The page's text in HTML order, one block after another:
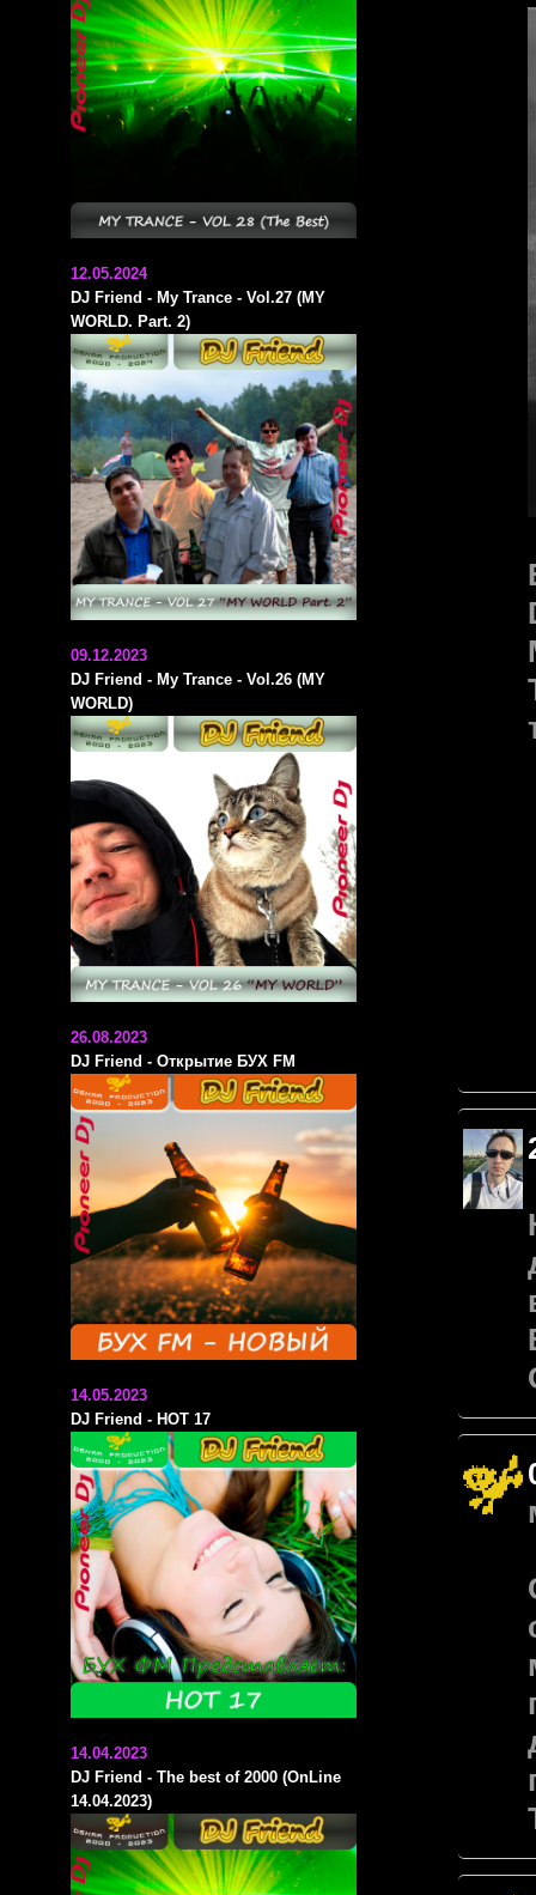
12.05.2024
DJ Friend - My Trance - Vol.27 (MY
WORLD. Part. 2)
09.12.2023
DJ Friend - My Trance - Vol.26 (MY
WORLD)
26.08.2023
DJ Friend - Открытие БУХ FM
14.05.2023
DJ Friend - HOT 17
14.04.2023
DJ Friend - The best of 2000 (OnLine
14.04.2023)